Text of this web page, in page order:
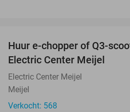
Huur e-chopper of Q3-
Electric Center Meijel
Electric Center Meijel
Meijel
Verkocht: 568